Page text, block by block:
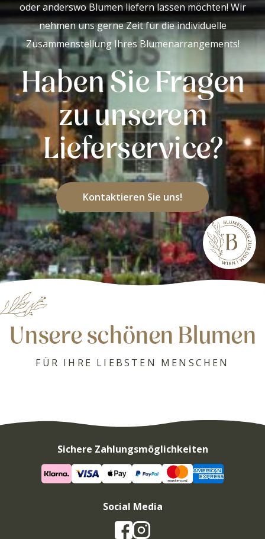
oder anderswo Blumen liefern lassen möchten! Wir
nehmen uns gerne Zeit für die individuelle
Zusammenstellung Ihres Blumenarrangements!
Haben Sie Fragen
zu unserem
Lieferservice?
Kontaktieren Sie uns!
Unsere schönen Blumen
FÜR IHRE LIEBSTEN MENSCHEN
Sichere Zahlungsmöglichkeiten
Social Media